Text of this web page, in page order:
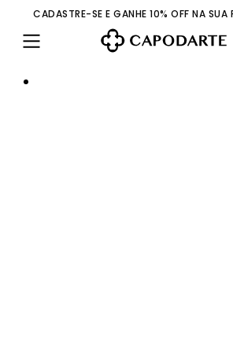
CADASTRE-SE E GANHE 10% OFF NA SUA